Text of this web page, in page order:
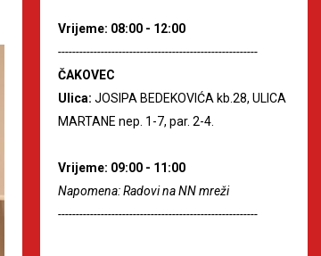
Vrijeme: 08:00 - 12:00
--------------------------------------------------------
ČAKOVEC
Ulica: JOSIPA BEDEKOVIĆA kb.28, ULICA
MARTANE nep. 1-7, par. 2-4.
Vrijeme: 09:00 - 11:00
Napomena: Radovi na NN mreži
--------------------------------------------------------